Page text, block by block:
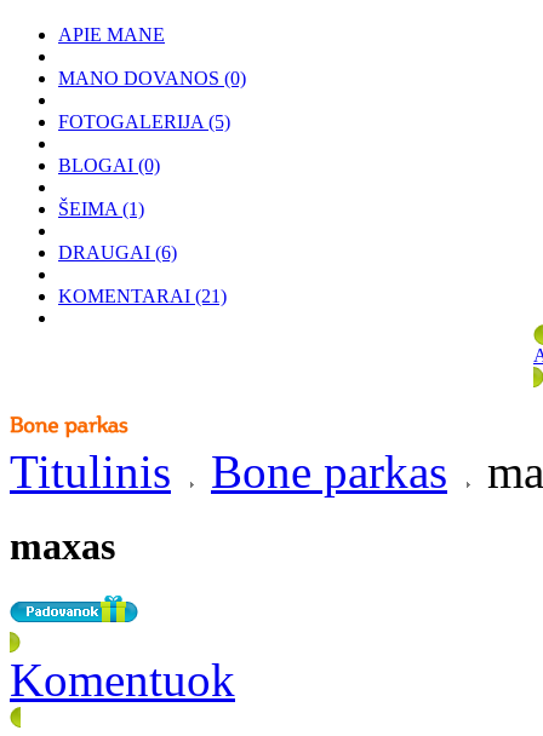
APIE MANE
MANO DOVANOS (0)
FOTOGALERIJA (5)
BLOGAI (0)
ŠEIMA (1)
DRAUGAI (6)
KOMENTARAI (21)
Titulinis Bone parkas
maxas
Komentuok